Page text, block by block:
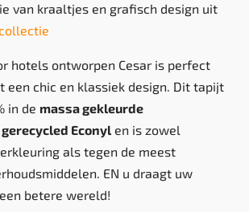
van kraaltjes en grafisch design uit
hotels ontworpen Cesar is perfect
een chic en klassiek design. Dit tapijt
in de massa gekleurde
gerecycled Econyl en is zowel
als tegen de meest
EN u draagt uw
betere wereld!